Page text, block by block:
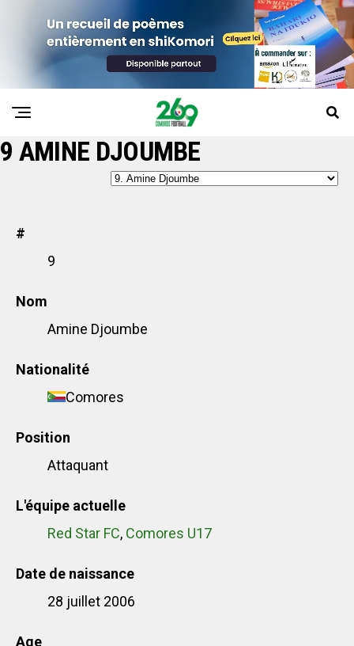
9 AMINE DJOUMBE
#
9
Nom
Amine Djoumbe
Nationalité
Comores
Position
Attaquant
L'équipe actuelle
Red Star FC, Comores U17
Date de naissance
28 juillet 2006
Age